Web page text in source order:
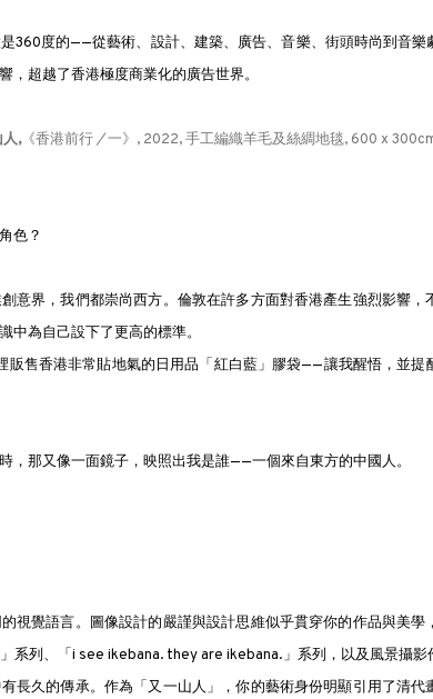
360度的——從藝術、設計、建築、廣告、音樂、街頭時尚到音
超越了香港極度商業化的廣告世界。
人,《香港前行/一》, 2022, 手工編織羊毛及絲綢地毯, 600 x
色？
意界，我們都崇尚西方。倫敦在許多方面對香港產生強烈影響
中為自己設下了更高的標準。
售香港非常貼地氣的日用品「紅白藍」膠袋——讓我醒悟，並提
，那又像一面鏡子，映照出我是誰——一個來自東方的中國人。
視覺語言。圖像設計的嚴謹與設計思維似乎貫穿你的作品與美學
系列、「i see ikebana. they are ikebana.」系列，以及風景攝
長久的傳承。作為「又一山人」，你的藝術身份明顯引用了清